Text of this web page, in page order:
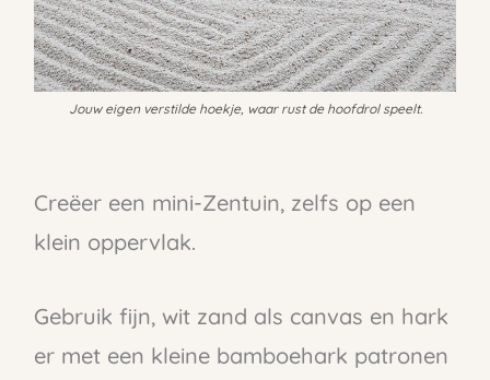
Jouw eigen verstilde hoekje, waar rust de hoofdrol speelt.
Creëer een mini-Zentuin, zelfs op een
klein oppervlak.
Gebruik fijn, wit zand als canvas en hark
er met een kleine bamboehark patronen